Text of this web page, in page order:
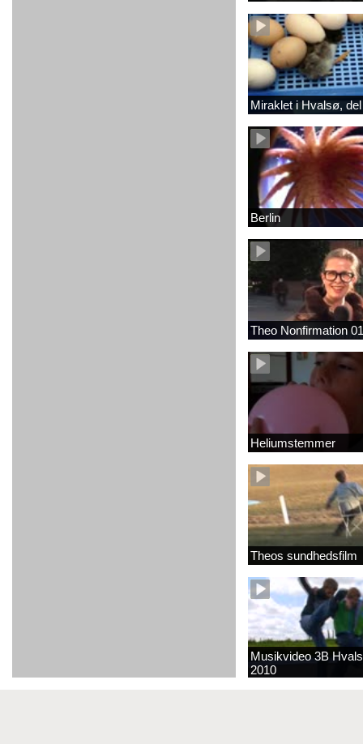
Miraklet i Hvalsø,
Berlin
Theo Nonfirmation 01
Heliumstemmer
Theos sundhedsfilm
Musikvideo 3B
2010